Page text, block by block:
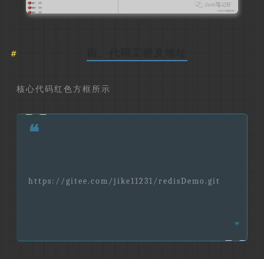
核心代码红色方框所示
❝
https://gitee.com/jike11231/redisDemo.git
❞